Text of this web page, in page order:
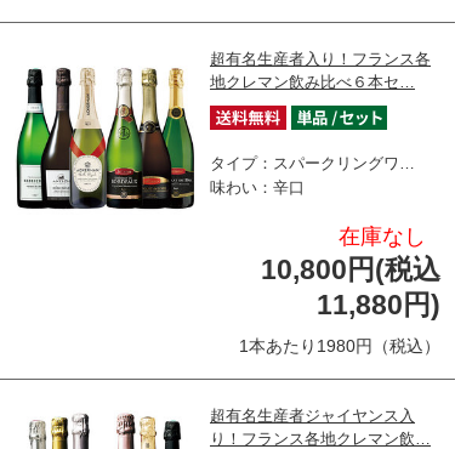
超有名生産者入り！フランス各
地クレマン飲み比べ６本セ…
タイプ：スパークリングワ…
味わい：辛口
在庫なし
10,800円(税込
11,880円)
1本あたり1980円（税込）
超有名生産者ジャイヤンス入
り！フランス各地クレマン飲…